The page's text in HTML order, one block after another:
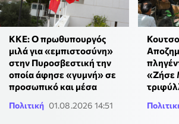
KKE: Ο πρωθυπουργός
μιλά για «εμπιστοσύνη»
στην Πυροσβεστική την
οποία άφησε «γυμνή» σε
προσωπικό και μέσα
Πολιτική 01.08.2026 14:51
«Ζήσε